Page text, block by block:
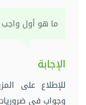
ما هو أول
الإجابة
للإطلاع على
وجواب في